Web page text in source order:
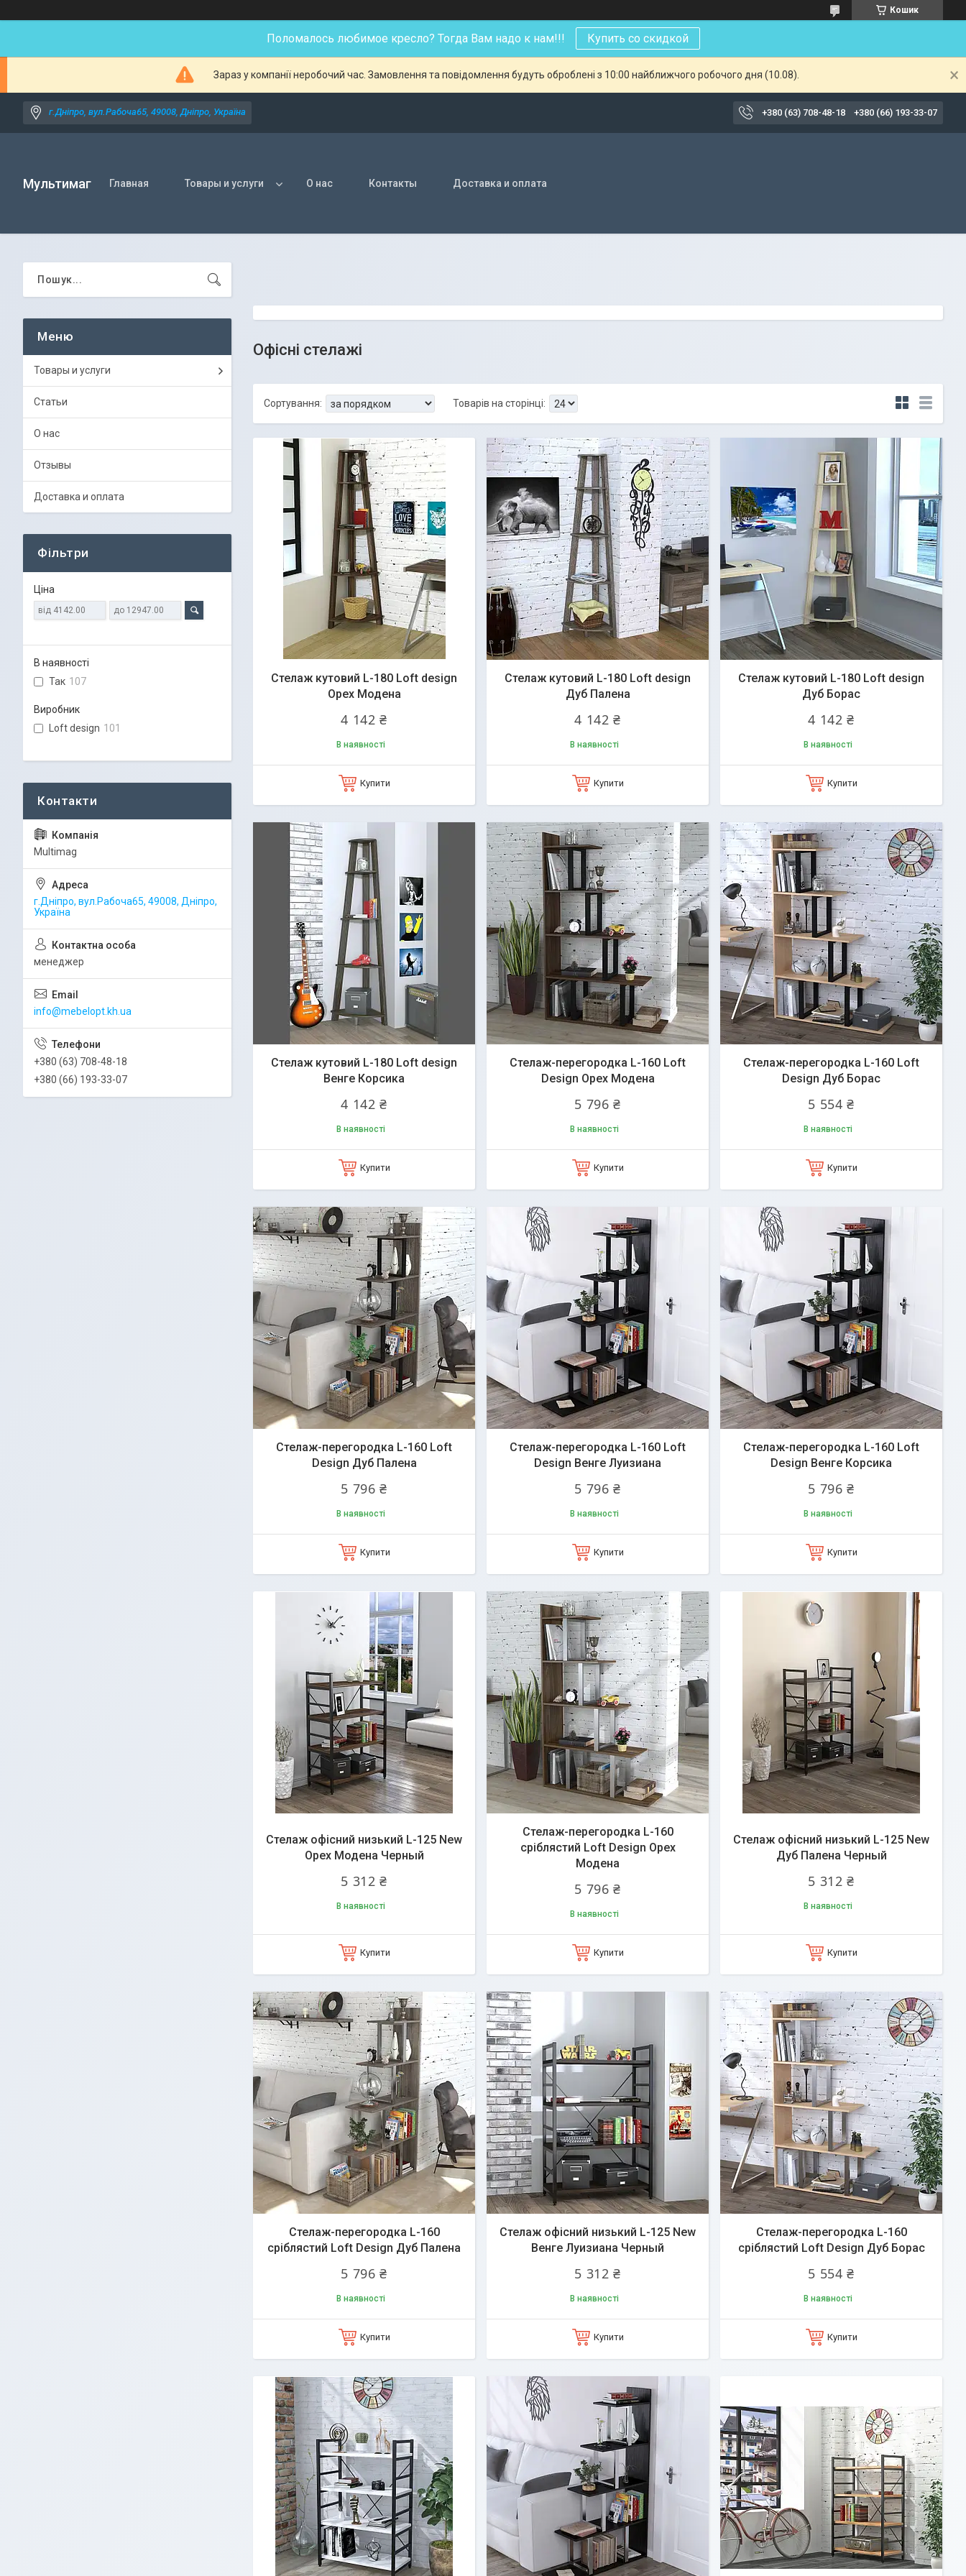
Кошик
Поломалось любимое кресло? Тогда Вам надо к нам!!! Купить со скидкой
Зараз у компанії неробочий час. Замовлення та повідомлення будуть оброблені з 10:00 найближчого робочого дня (10.08).
г.Дніпро, вул.Рабоча65, 49008, Дніпро, Україна +380 (63) 708-48-18 +380 (66) 193-33-07
Мультимаг Главная Товары и услуги О нас Контакты Доставка и оплата
Офісні стелажі
Стелаж кутовий L-180 Loft design
Орех Модена
4 142 ₴
В наявності
Купити
Стелаж кутовий L-180 Loft design
Дуб Палена
4 142 ₴
В наявності
Купити
Стелаж кутовий L-180 Loft design
Дуб Борас
4 142 ₴
В наявності
Купити
Стелаж кутовий L-180 Loft design
Венге Корсика
4 142 ₴
В наявності
Купити
Стелаж-перегородка L-160 Loft
Design Орех Модена
5 796 ₴
В наявності
Купити
Стелаж-перегородка L-160 Loft
Design Дуб Борас
5 554 ₴
В наявності
Купити
Стелаж-перегородка L-160 Loft
Design Дуб Палена
5 796 ₴
В наявності
Купити
Стелаж-перегородка L-160 Loft
Design Венге Луизиана
5 796 ₴
В наявності
Купити
Стелаж-перегородка L-160 Loft
Design Венге Корсика
5 796 ₴
В наявності
Купити
Стелаж офісний низький L-125 New
Орех Модена Черный
5 312 ₴
В наявності
Купити
Стелаж-перегородка L-160
сріблястий Loft Design Орех
Модена
5 796 ₴
В наявності
Купити
Стелаж офісний низький L-125 New
Дуб Палена Черный
5 312 ₴
В наявності
Купити
Стелаж-перегородка L-160
сріблястий Loft Design Дуб Палена
5 796 ₴
В наявності
Купити
Стелаж офісний низький L-125 New
Венге Луизиана Черный
5 312 ₴
В наявності
Купити
Стелаж-перегородка L-160
сріблястий Loft Design Дуб Борас
5 554 ₴
В наявності
Купити
Товары и услуги
Статьи
О нас
Отзывы
Доставка и оплата
Фільтри
Ціна
В наявності
Так 107
Виробник
Loft design 101
Multimag
г.Дніпро, вул.Рабоча65, 49008, Дніпро,
Україна
менеджер
info@mebelopt.kh.ua
+380 (63) 708-48-18
+380 (66) 193-33-07